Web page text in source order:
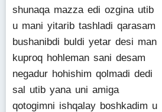
shunaqa mazza edi ozgina utib
u mani yitarib tashladi qarasam
bushanibdi buldi yetar desi man
kuproq hohleman sani desam
negadur hohishim qolmadi dedi
sal utib yana uni amiga
qotogimni ishqalay boshkadim u